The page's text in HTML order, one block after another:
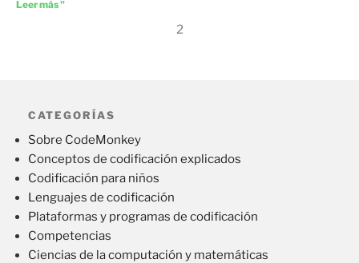
Leer más "
2
CATEGORÍAS
Sobre CodeMonkey
Conceptos de codificación explicados
Codificación para niños
Lenguajes de codificación
Plataformas y programas de codificación
Competencias
Ciencias de la computación y matemáticas